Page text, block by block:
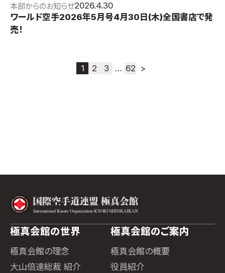
本部からのお知らせ2026.4.30
ワールド空手2026年5月号4月30日(木)全国書店で発
売！
1 2 3 … 62 >
極真会館の世界
極真会館の理念
大山倍達総裁 紹介
極真会館のご案内
極真会館の概要
役員紹介